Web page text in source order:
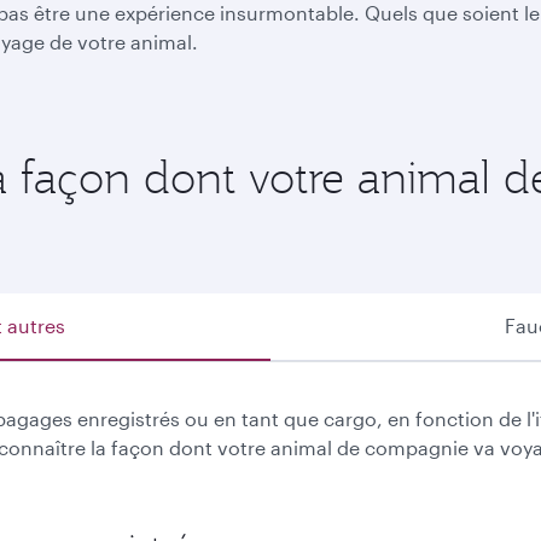
être une expérience insurmontable. Quels que soient
de votre animal.
façon dont votre animal
autres
enregistrés ou en tant que cargo, en fonction de
la façon dont votre animal de compagnie va